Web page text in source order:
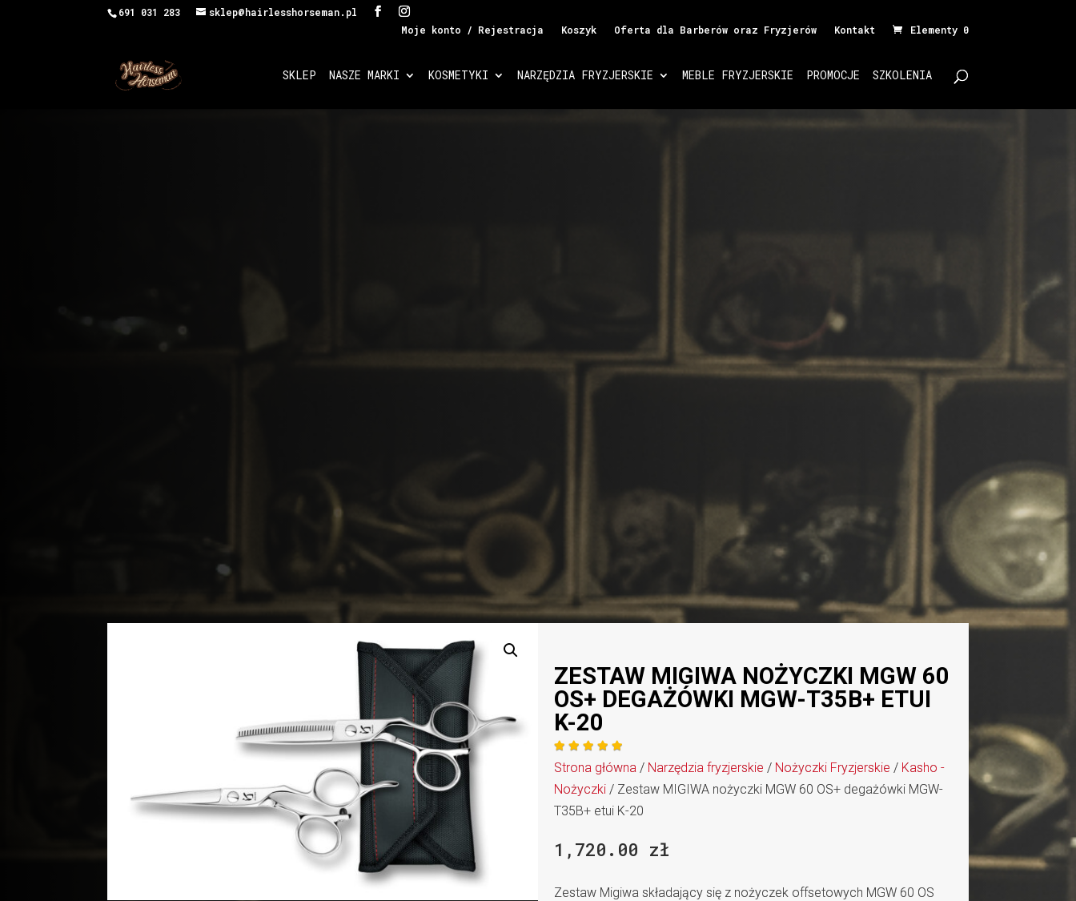
691 031 283
sklep@hairlesshorseman.pl
Moje konto / Rejestracja
Koszyk Oferta dla Barberów oraz Fryzjerów Kontakt Elementy 0
SKLEP NASZE MARKI KOSMETYKI NARZĘDZIA FRYZJERSKIE MEBLE FRYZJERSKIE PROMOCJE SZKOLENIA
ZESTAW MIGIWA NOŻYCZKI MGW 60
OS+ DEGAŻÓWKI MGW-T35B+ ETUI
K-20
    
Strona główna / Narzędzia fryzjerskie / Nożyczki Fryzjerskie / Kasho -
Nożyczki / Zestaw MIGIWA nożyczki MGW 60 OS+ degażówki MGW-
T35B+ etui K-20
1,720.00 zł
Zestaw Migiwa składający się z nożyczek offsetowych MGW 60 OS